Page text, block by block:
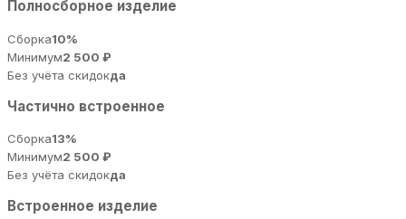
Полносборное изделие
Сборка10%
Минимум2 500 ₽
Без учёта скидокда
Частично встроенное
Сборка13%
Минимум2 500 ₽
Без учёта скидокда
Встроенное изделие